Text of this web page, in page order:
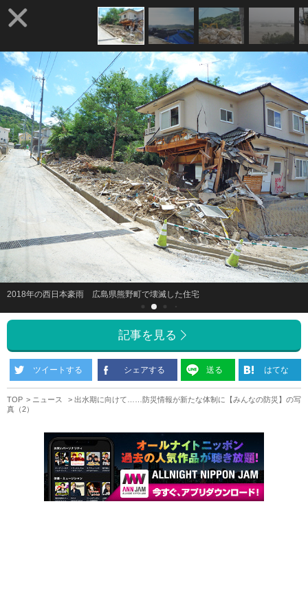
2018年の西日本豪雨 広島県熊野町で壊滅した住宅
記事を見る
ツイートする シェアする 送る はてな
TOP ニュース
出水期に向けて……防災情報が新たな体制に【みんなの防災】の写
真（2）